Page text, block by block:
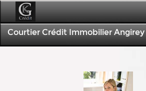
Courtier Crédit Immobilier Angirey